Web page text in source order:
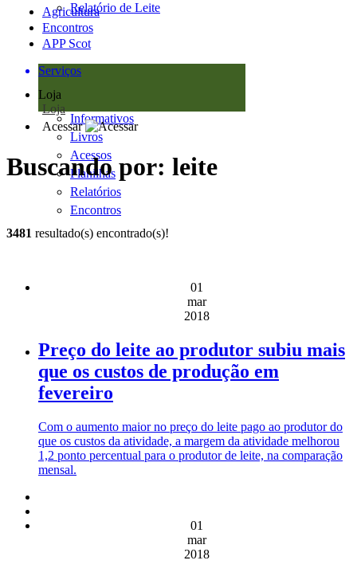
Relatório de Leite
Agricultura
Encontros
APP Scot
Serviços
Loja
Loja
Informativos
Livros
Acessos
Planilhas
Relatórios
Encontros
Acessar
Buscando por: leite
3481 resultado(s) encontrado(s)!
01
mar
2018
Preço do leite ao produtor subiu mais
que os custos de produção em
fevereiro
Com o aumento maior no preço do leite pago ao produtor do
que os custos da atividade, a margem da atividade melhorou
1,2 ponto percentual para o produtor de leite, na comparação
mensal.
01
mar
2018